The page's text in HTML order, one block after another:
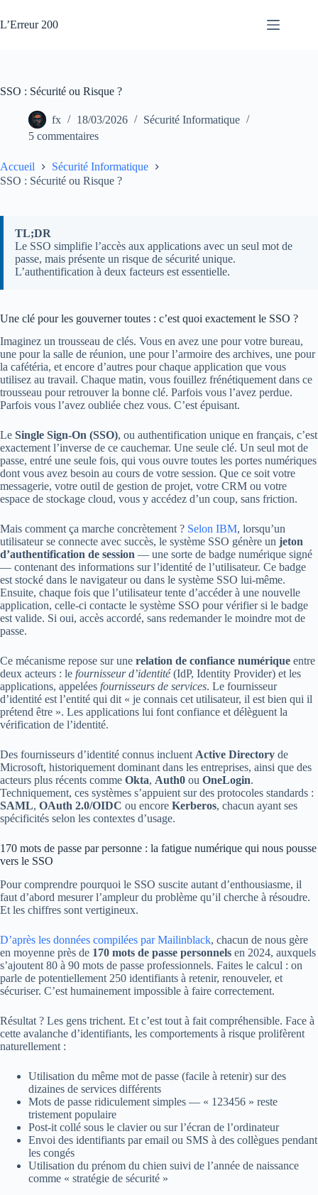
au
contenu
L’Erreur 200
SSO : Sécurité ou Risque ?
fx 18/03/2026
Sécurité Informatique
5 commentaires
Accueil
Sécurité Informatique
SSO : Sécurité ou Risque ?
TL;DR
Le SSO simplifie l’accès aux applications avec un seul mot de
passe, mais présente un risque de sécurité unique.
L’authentification à deux facteurs est essentielle.
Une clé pour les gouverner toutes : c’est quoi exactement le SSO ?
Imaginez un trousseau de clés. Vous en avez une pour votre bureau,
une pour la salle de réunion, une pour l’armoire des archives, une pour
la cafétéria, et encore d’autres pour chaque application que vous
utilisez au travail. Chaque matin, vous fouillez frénétiquement dans ce
trousseau pour retrouver la bonne clé. Parfois vous l’avez perdue.
Parfois vous l’avez oubliée chez vous. C’est épuisant.
Le Single Sign-On (SSO), ou authentification unique en français, c’est
exactement l’inverse de ce cauchemar. Une seule clé. Un seul mot de
passe, entré une seule fois, qui vous ouvre toutes les portes numériques
dont vous avez besoin au cours de votre session. Que ce soit votre
messagerie, votre outil de gestion de projet, votre CRM ou votre
espace de stockage cloud, vous y accédez d’un coup, sans friction.
Mais comment ça marche concrètement ? Selon IBM, lorsqu’un
utilisateur se connecte avec succès, le système SSO génère un jeton
d’authentification de session — une sorte de badge numérique signé
— contenant des informations sur l’identité de l’utilisateur. Ce badge
est stocké dans le navigateur ou dans le système SSO lui-même.
Ensuite, chaque fois que l’utilisateur tente d’accéder à une nouvelle
application, celle-ci contacte le système SSO pour vérifier si le badge
est valide. Si oui, accès accordé, sans redemander le moindre mot de
passe.
Ce mécanisme repose sur une relation de confiance numérique entre
deux acteurs : le fournisseur d’identité (IdP, Identity Provider) et les
applications, appelées fournisseurs de services. Le fournisseur
d’identité est l’entité qui dit « je connais cet utilisateur, il est bien qui il
prétend être ». Les applications lui font confiance et délèguent la
vérification de l’identité.
Des fournisseurs d’identité connus incluentActive Directory de
Microsoft, historiquement dominant dans les entreprises, ainsi que des
acteurs plus récents comme Okta, Auth0 ou OneLogin.
Techniquement, ces systèmes s’appuient sur des protocoles standards :
SAML, OAuth 2.0/OIDC ou encore Kerberos, chacun ayant ses
spécificités selon les contextes d’usage.
170 mots de passe par personne : la fatigue numérique qui nous pousse
vers le SSO
Pour comprendre pourquoi le SSO suscite autant d’enthousiasme, il
faut d’abord mesurer l’ampleur du problème qu’il cherche à résoudre.
Et les chiffres sont vertigineux.
D’après les données compilées par Mailinblack, chacun de nous gère
en moyenne près de 170 mots de passe personnels en 2024, auxquels
s’ajoutent 80 à 90 mots de passe professionnels. Faites le calcul : on
parle de potentiellement 250 identifiants à retenir, renouveler, et
sécuriser. C’est humainement impossible à faire correctement.
Résultat ? Les gens trichent. Et c’est tout à fait compréhensible. Face à
cette avalanche d’identifiants, les comportements à risque prolifèrent
naturellement :
Utilisation du même mot de passe (facile à retenir) sur des
dizaines de services différents
Mots de passe ridiculement simples — « 123456 » reste
tristement populaire
Post-it collé sous le clavier ou sur l’écran de l’ordinateur
Envoi des identifiants par email ou SMS à des collègues pendant
les congés
Utilisation du prénom du chien suivi de l’année de naissance
comme « stratégie de sécurité »